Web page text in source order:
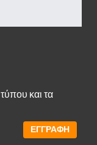
και τα